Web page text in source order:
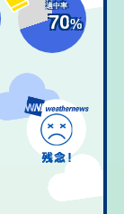
適中率
70%